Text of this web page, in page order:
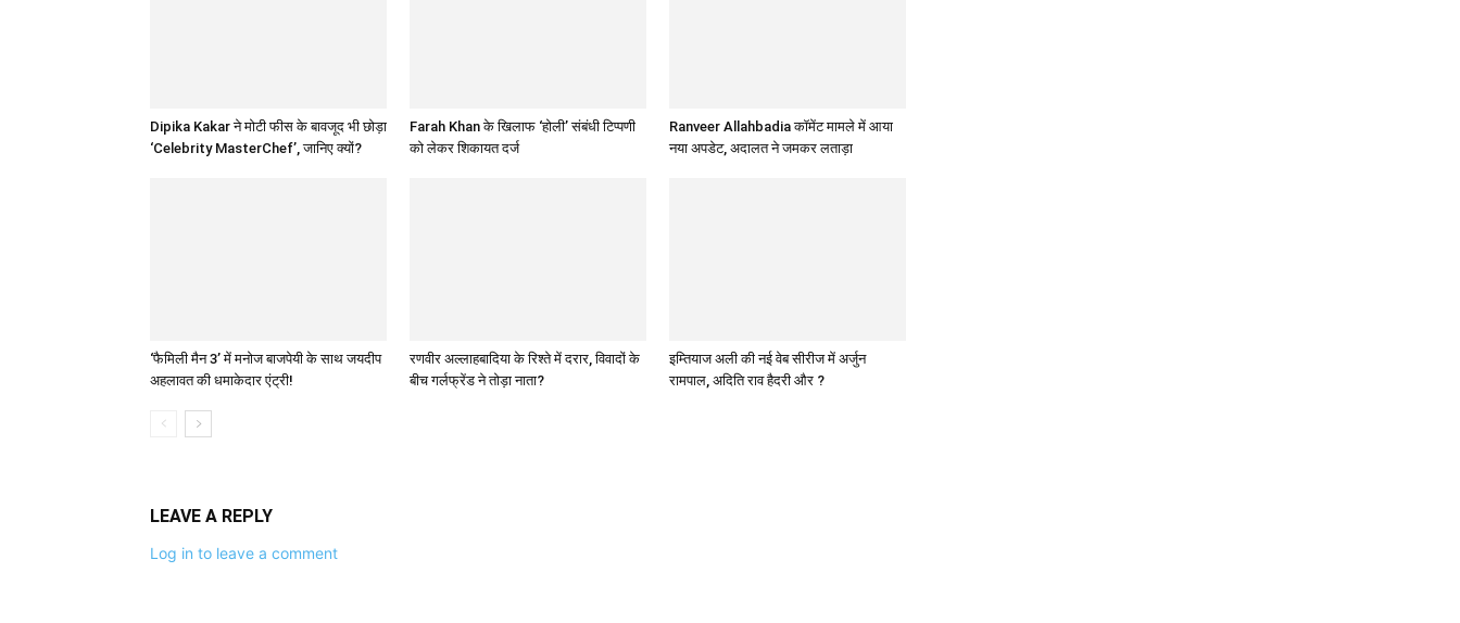
Dipika Kakar ने मोटी फीस के बावजूद भी छोड़ा
‘Celebrity MasterChef’, जानिए क्यों?
Farah Khan के खिलाफ ‘होली’ संबंधी टिप्पणी
को लेकर शिकायत दर्ज
Ranveer Allahbadia कॉमेंट मामले में आया
नया अपडेट, अदालत ने जमकर लताड़ा
‘फैमिली मैन 3’ में मनोज बाजपेयी के साथ जयदीप
अहलावत की धमाकेदार एंट्री!
रणवीर अल्लाहबादिया के रिश्ते में दरार, विवादों के
बीच गर्लफ्रेंड ने तोड़ा नाता?
इम्तियाज अली की नई वेब सीरीज में अर्जुन
रामपाल, अदिति राव हैदरी और ?
LEAVE A REPLY
Log in to leave a comment